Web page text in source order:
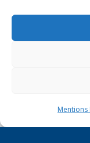
Mentions